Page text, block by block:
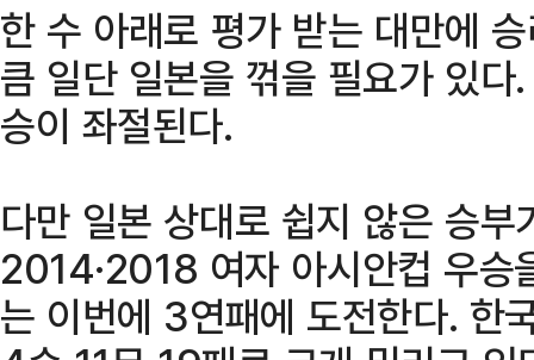
한 수 아래로 평가 받는 대만에
큼 일단 일본을 꺾을 필요가 있
승이 좌절된다.
다만 일본 상대로 쉽지 않은 승부
2014·2018 여자 아시안컵 우승
는 이번에 3연패에 도전한다. 한